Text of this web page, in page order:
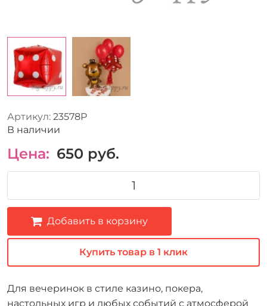
Артикул: 23578P
В наличии
Цена: 650 руб.
Добавить в корзину
Купить товар в 1 клик
Для вечеринок в стиле казино, покера,
настольных игр и любых событий с атмосферой